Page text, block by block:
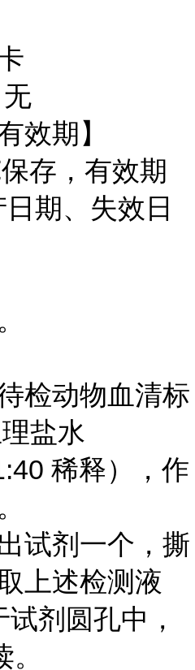
无
效期】
存，有效期
期、失效日
检动物血清标
盐水
稀释），作
试剂一个，撕
上述检测液
剂圆孔中，